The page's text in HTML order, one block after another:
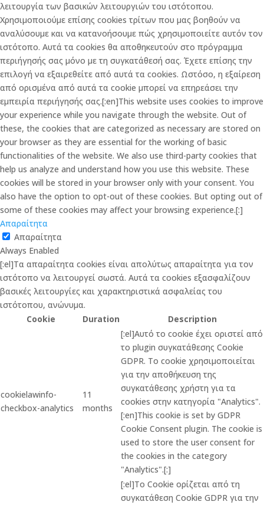
λειτουργία των βασικών λειτουργιών του ιστότοπου.
Χρησιμοποιούμε επίσης cookies τρίτων που μας βοηθούν να
αναλύσουμε και να κατανοήσουμε πώς χρησιμοποιείτε αυτόν τον
ιστότοπο. Αυτά τα cookies θα αποθηκευτούν στο πρόγραμμα
περιήγησής σας μόνο με τη συγκατάθεσή σας. Έχετε επίσης την
επιλογή να εξαιρεθείτε από αυτά τα cookies. Ωστόσο, η εξαίρεση
από ορισμένα από αυτά τα cookie μπορεί να επηρεάσει την
εμπειρία περιήγησής σας.[:en]This website uses cookies to improve
your experience while you navigate through the website. Out of
these, the cookies that are categorized as necessary are stored on
your browser as they are essential for the working of basic
functionalities of the website. We also use third-party cookies that
help us analyze and understand how you use this website. These
cookies will be stored in your browser only with your consent. You
also have the option to opt-out of these cookies. But opting out of
some of these cookies may affect your browsing experience.[:]
Απαραίτητα
Απαραίτητα
Always Enabled
[:el]Τα απαραίτητα cookies είναι απολύτως απαραίτητα για τον
ιστότοπο να λειτουργεί σωστά. Αυτά τα cookies εξασφαλίζουν
βασικές λειτουργίες και χαρακτηριστικά ασφαλείας του
ιστότοπου, ανώνυμα.
Cookie
Duration Description
cookielawinfo-
checkbox-analytics
11
months
[:el]Αυτό το cookie έχει οριστεί από
το plugin συγκατάθεσης Cookie
GDPR. Το cookie χρησιμοποιείται
για την αποθήκευση της
συγκατάθεσης χρήστη για τα
cookies στην κατηγορία "Analytics".
[:en]This cookie is set by GDPR
Cookie Consent plugin. The cookie is
used to store the user consent for
the cookies in the category
"Analytics".[:]
[:el]Το Cookie ορίζεται από τη
συγκατάθεση Cookie GDPR για την